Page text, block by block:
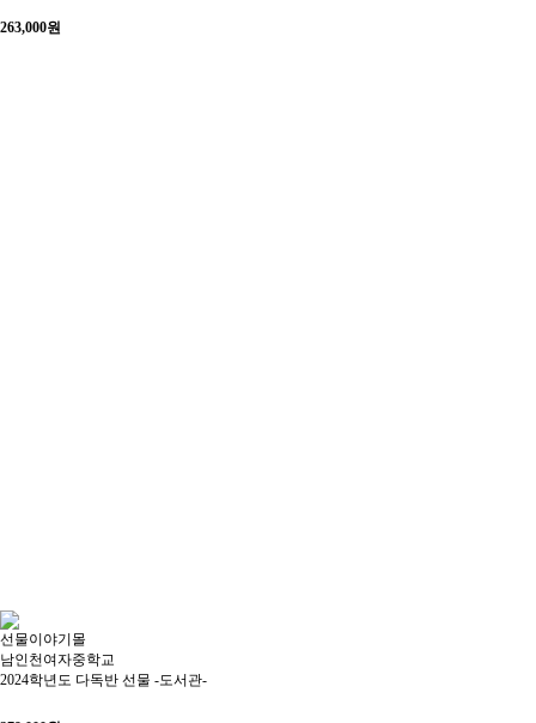
263,000원
선물이야기몰
남인천여자중학교
2024학년도 다독반 선물 -도서관-